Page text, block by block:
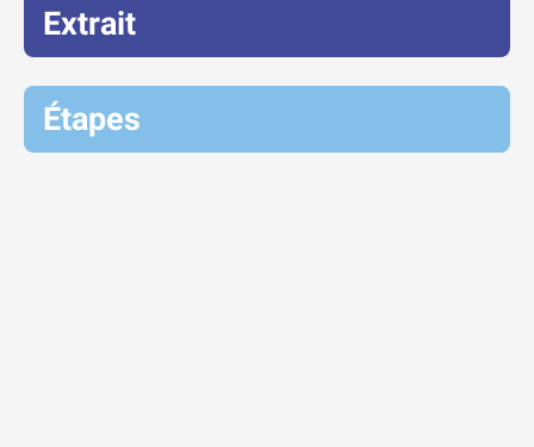
Extrait
Étapes